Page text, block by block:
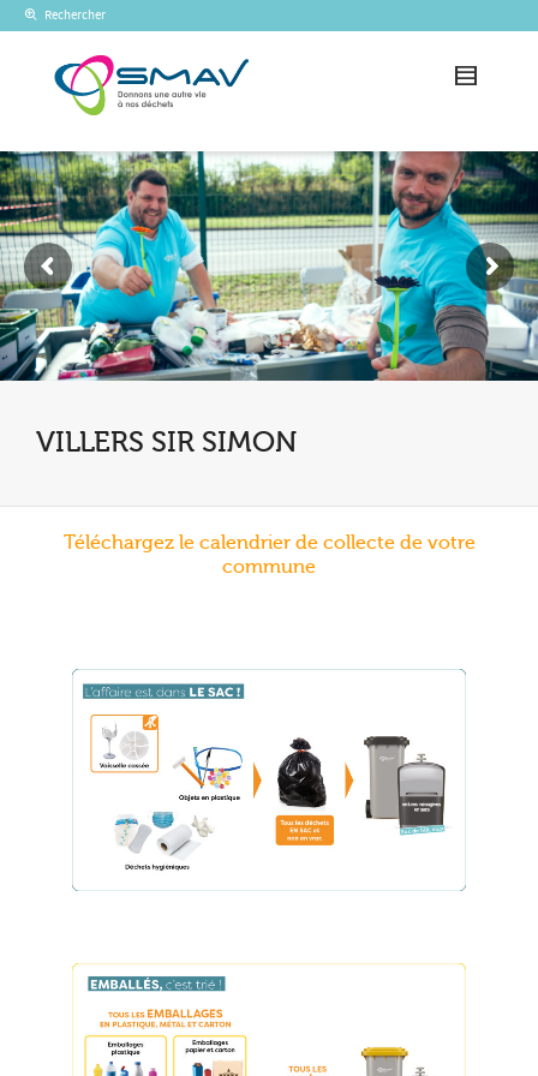
Rechercher
VILLERS SIR SIMON
Téléchargez le calendrier de collecte de votre
commune